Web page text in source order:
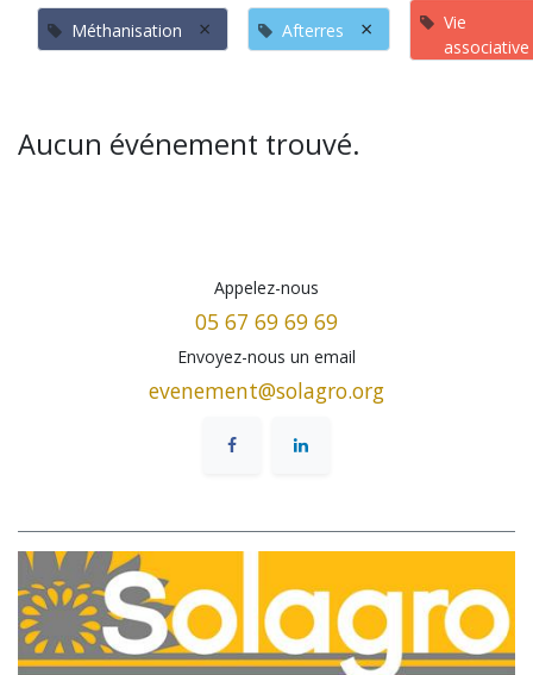
Méthanisation × Afterres ×
Vie
associative
Aucun événement trouvé.
Appelez-nous
05 67 69 69 69
Envoyez-nous un email
evenement@solagro.org